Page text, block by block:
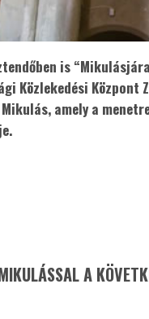
is
Közlekedési
amely a
A